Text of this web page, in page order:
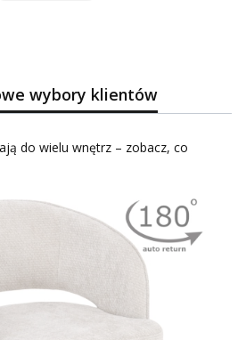
wybory klientów
do wielu wnętrz – zobacz, co